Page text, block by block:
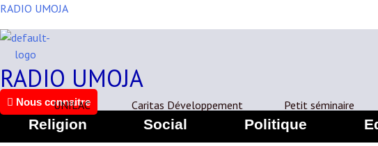
Aller
contenu
RADIO UMOJA
RADIO UMOJA
Nous connaitre
UNILAC Caritas Développement Petit séminaire
Religion Social Politique